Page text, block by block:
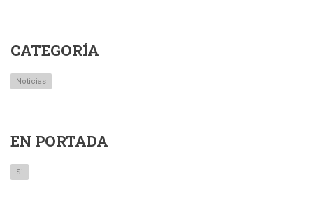
CATEGORÍA
Noticias
EN PORTADA
Si